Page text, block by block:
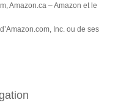
Amazon.ca – Amazon et le
Inc. ou de ses